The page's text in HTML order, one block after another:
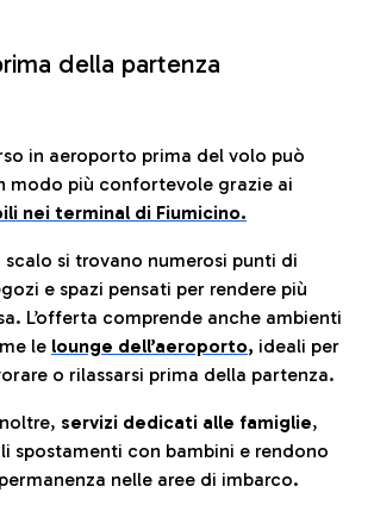
della partenza
in aeroporto prima del volo può
modo più confortevole grazie ai
nei terminal di Fiumicino.
scalo si trovano numerosi punti di
e spazi pensati per rendere più
L’offerta comprende anche ambienti
le lounge dell’aeroporto, ideali per
o rilassarsi prima della partenza.
servizi dedicati alle famiglie,
spostamenti con bambini e rendono
nelle aree di imbarco.